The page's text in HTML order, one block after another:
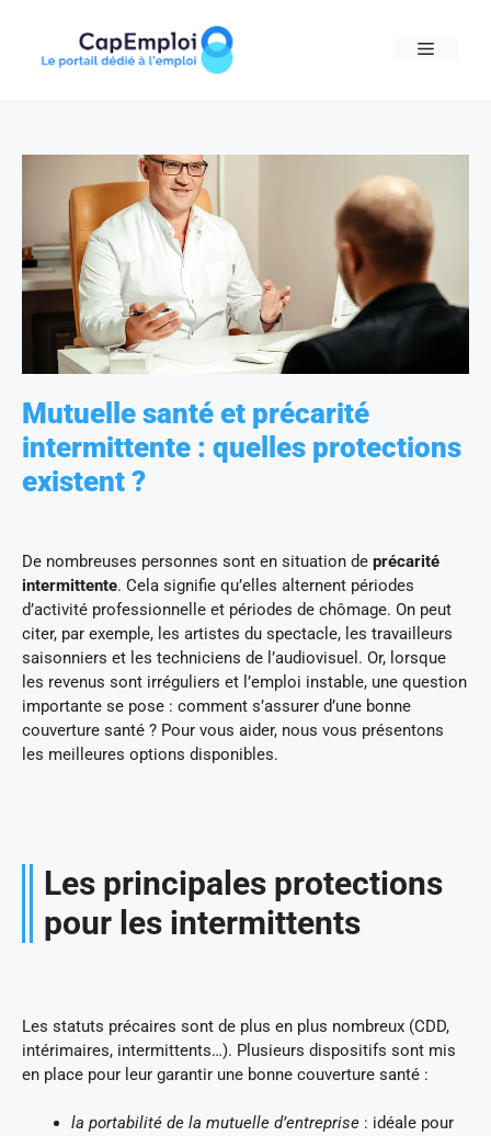
content
MENU
Mutuelle santé et précarité
intermittente : quelles protections
existent ?
De nombreuses personnes sont en situation de précarité
intermittente. Cela signifie qu’elles alternent périodes
d’activité professionnelle et périodes de chômage. On peut
citer, par exemple, les artistes du spectacle, les travailleurs
saisonniers et les techniciens de l’audiovisuel. Or, lorsque
les revenus sont irréguliers et l’emploi instable, une question
importante se pose : comment s’assurer d’une bonne
couverture santé ? Pour vous aider, nous vous présentons
les meilleures options disponibles.
Les principales protections
pour les intermittents
Les statuts précaires sont de plus en plus nombreux (CDD,
intérimaires, intermittents…). Plusieurs dispositifs sont mis
en place pour leur garantir une bonne couverture santé :
la portabilité de la mutuelle d’entreprise : idéale pour